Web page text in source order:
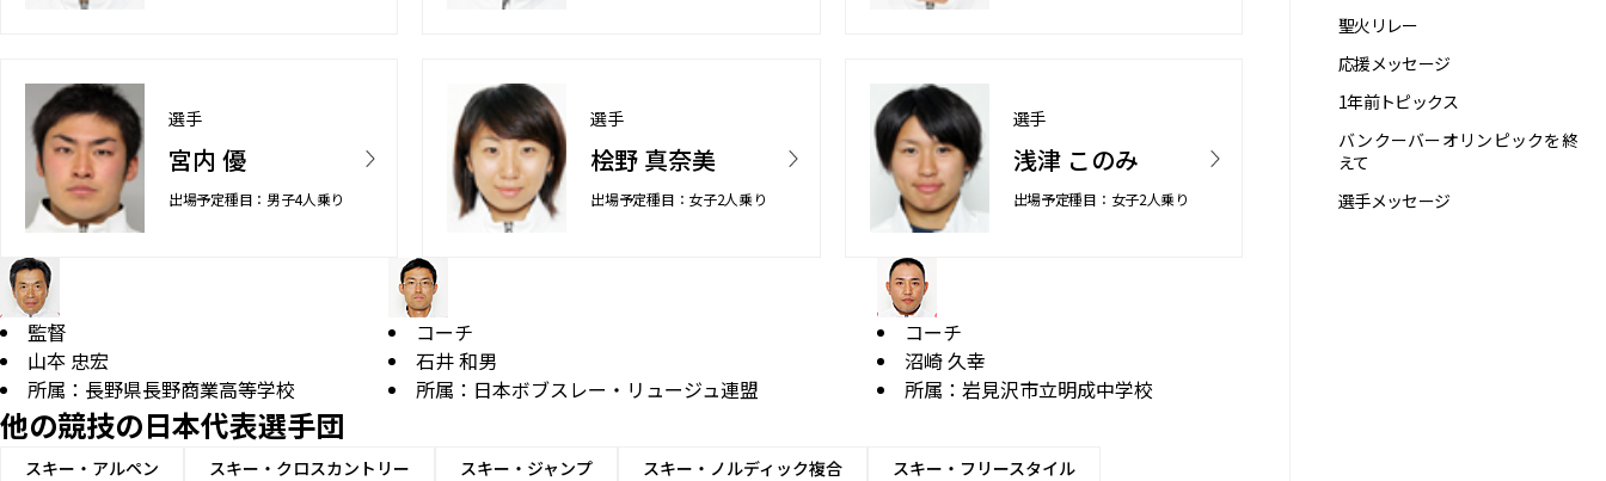
選手
宮内 優
出場予定種目：男子4人乗り
選手
桧野 真奈美
出場予定種目：女子2人乗り
選手
浅津 このみ
出場予定種目：女子2人乗り
監督
山夲 忠宏
所属：長野県長野商業高等学校
コーチ
石井 和男
所属：日本ボブスレー・リュージュ連盟
コーチ
沼崎 久幸
所属：岩見沢市立明成中学校
他の競技の日本代表選手団
スキー・アルペン スキー・クロスカントリー スキー・ジャンプ スキー・ノルディック複合
スキー・フリースタイル
聖火リレー
応援メッセージ
1年前トピックス
バンクーバーオリンピックを終
えて
選手メッセージ